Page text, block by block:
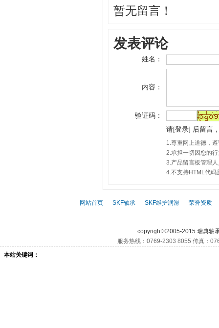
暂无留言！
发表评论
姓名：
内容：
验证码：
请[登录] 后留言
1.尊重网上道德，
2.承担一切因您的
3.产品留言板管理
4.不支持HTML代码
网站首页 SKF轴承 SKF维护润滑 荣誉资质
copyright©2005-2015 瑞典轴
服务热线：0769-2303 8055 传真：
本站关键词：